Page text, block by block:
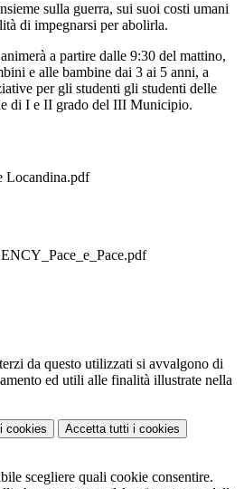
sulla guerra, sui suoi costi umani
di impegnarsi per abolirla.
a partire dalle 9:30 del mattino,
e alle bambine dai 3 ai 5 anni, a
per gli studenti gli studenti delle
di I e II grado del III Municipio.
Locandina.pdf
da questo utilizzati si avvalgono di
ed utili alle finalità illustrate nella
i cookies Accetta tutti i cookies
scegliere quali cookie consentire.